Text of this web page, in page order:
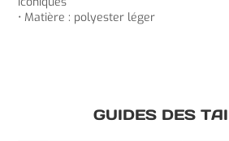
• Matière : polyester léger
GUIDES DES